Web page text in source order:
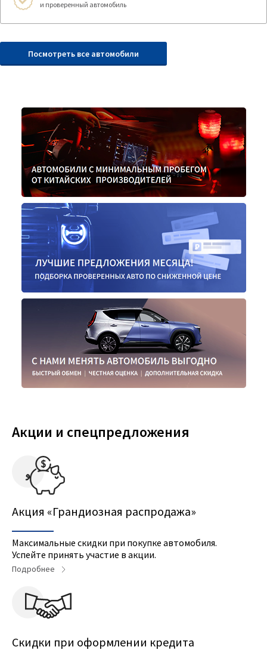
и проверенный автомобиль
Посмотреть все автомобили
Акции и спецпредложения
Акция «Грандиозная распродажа»
Максимальные скидки при покупке автомобиля.
Успейте принять участие в акции.
Подробнее
Скидки при оформлении кредита